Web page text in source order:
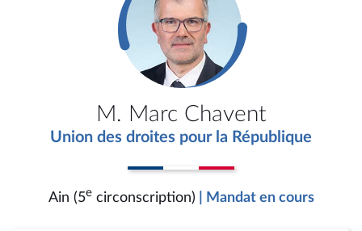
M. Marc Chavent
Union des droites pour la République
Ain (5ecirconscription) | Mandat en cours